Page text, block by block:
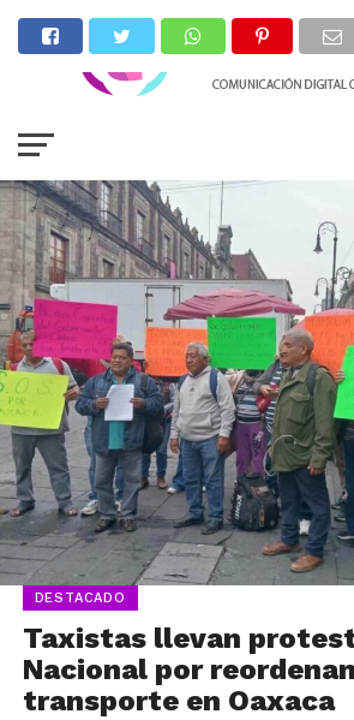
DESTACADO
Taxistas llevan
Nacional por
transporte en Oaxaca